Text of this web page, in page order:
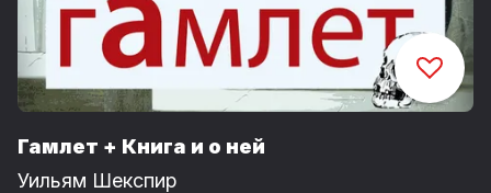
Гамлет + Книга и о ней
Уильям Шекспир